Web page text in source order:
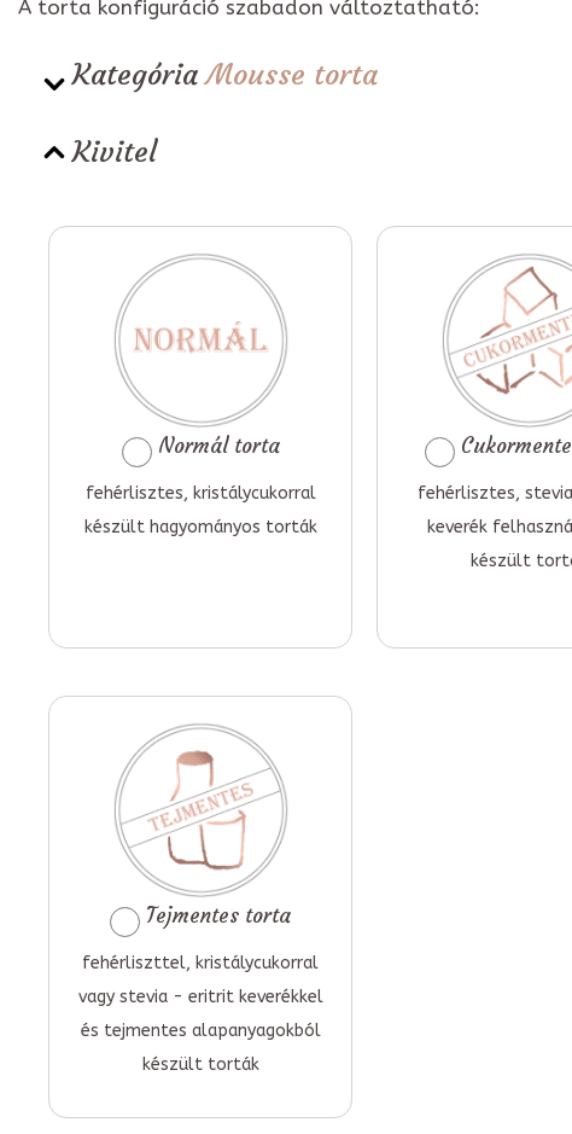
A torta konfiguráció szabadon változtatható:
KategóriaMousse torta
Kivitel
Normál torta
fehérlisztes, kristálycukorral
készült hagyományos torták
fehérlisztes,
keverék
készült
Tejmentes torta
fehérliszttel, kristálycukorral
vagy stevia - eritrit keverékkel
és tejmentes alapanyagokból
készült torták